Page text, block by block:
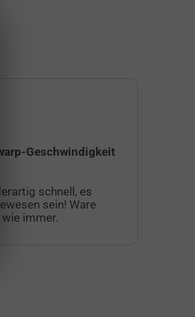
Geschwindigkeit
schnell, es
sein! Ware
wie immer.